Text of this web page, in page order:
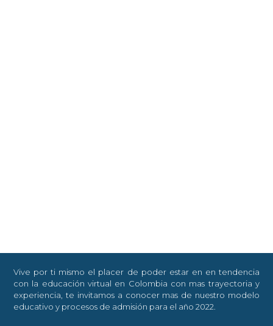
Vive por ti mismo el placer de poder estar en en tendencia
con la educación virtual en Colombia con mas trayectoria y
experiencia, te invitamos a conocer mas de nuestro modelo
educativo y procesos de admisión para el año 2022.